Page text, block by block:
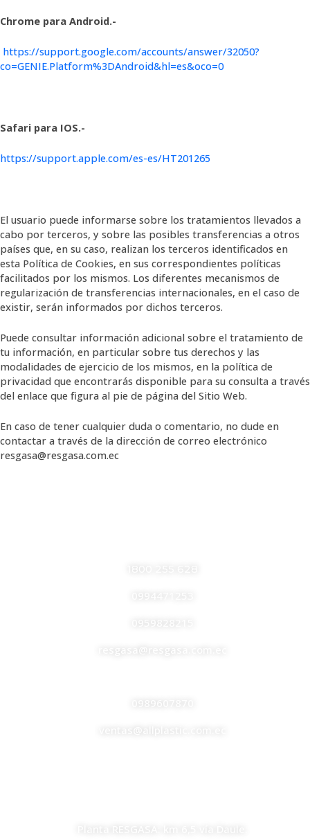
Chrome para Android.-
https://support.google.com/accounts/answer/32050?
co=GENIE.Platform%3DAndroid&hl=es&oco=0
Safari para IOS.-
https://support.apple.com/es-es/HT201265
El usuario puede informarse sobre los tratamientos llevados a
cabo por terceros, y sobre las posibles transferencias a otros
países que, en su caso, realizan los terceros identificados en
esta Política de Cookies, en sus correspondientes políticas
facilitados por los mismos. Los diferentes mecanismos de
regularización de transferencias internacionales, en el caso de
existir, serán informados por dichos terceros.
Puede consultar información adicional sobre el tratamiento de
tu información, en particular sobre tus derechos y las
modalidades de ejercicio de los mismos, en la política de
privacidad que encontrarás disponible para su consulta a través
del enlace que figura al pie de página del Sitio Web.
En caso de tener cualquier duda o comentario, no dude en
contactar a través de la dirección de correo electrónico
resgasa@resgasa.com.ec
resgasa@resgasa.com.ec
ventas@allplastic.com.ec